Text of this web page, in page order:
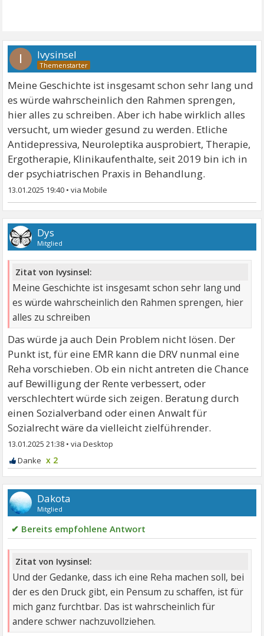
I Ivysinsel
Meine Geschichte ist insgesamt schon sehr lang und
es würde wahrscheinlich den Rahmen sprengen,
hier alles zu schreiben. Aber ich habe wirklich alles
versucht, um wieder gesund zu werden. Etliche
Antidepressiva, Neuroleptika ausprobiert, Therapie,
Ergotherapie, Klinikaufenthalte, seit 2019 bin ich in
der psychiatrischen Praxis in Behandlung.
13.01.2025 19:40 •
Dys
Mitglied
Zitat von Ivysinsel:
Meine Geschichte ist insgesamt schon sehr lang und
es würde wahrscheinlich den Rahmen sprengen, hier
alles zu schreiben
Das würde ja auch Dein Problem nicht lösen. Der
Punkt ist, für eine EMR kann die DRV nunmal eine
Reha vorschieben. Ob ein nicht antreten die Chance
auf Bewilligung der Rente verbessert, oder
verschlechtert würde sich zeigen. Beratung durch
einen Sozialverband oder einen Anwalt für
Sozialrecht wäre da vielleicht zielführender.
13.01.2025 21:38 •
x 2
Dakota
Mitglied
✔ Bereits empfohlene Antwort
Zitat von Ivysinsel:
Und der Gedanke, dass ich eine Reha machen soll, bei
der es den Druck gibt, ein Pensum zu schaffen, ist für
mich ganz furchtbar. Das ist wahrscheinlich für
andere schwer nachzuvollziehen.